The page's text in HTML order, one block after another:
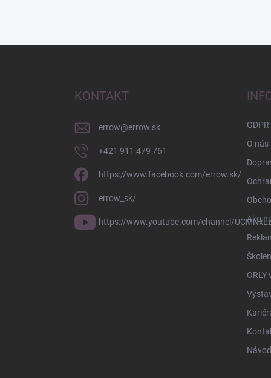
KONTAKT
errow@errow.sk
+421 911 479 761
https://www.facebook.com/errow.sk/
errow_sk/
https://www.youtube.com/channel/
GDPR
O nás
Ako
ORLY